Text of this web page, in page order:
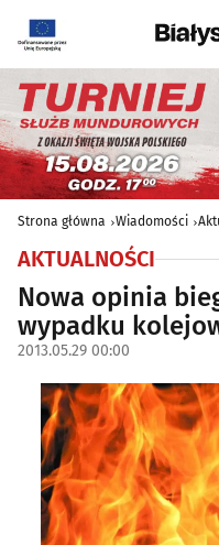
Strona główna Wiadomości
AKTUALNOŚCI
Nowa opinia
wypadku
2013.05.29 00:00